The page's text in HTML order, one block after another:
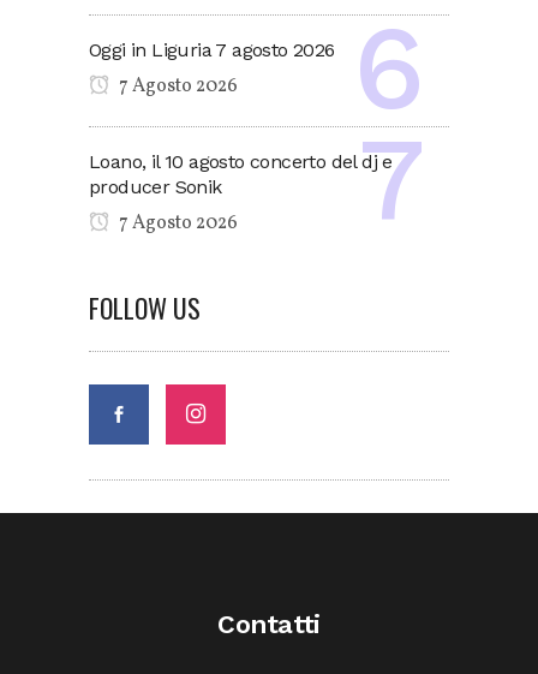
Oggi in Liguria 7 agosto 2026
7 Agosto 2026
Loano, il 10 agosto concerto del dj e
producer Sonik
7 Agosto 2026
FOLLOW US
Contatti